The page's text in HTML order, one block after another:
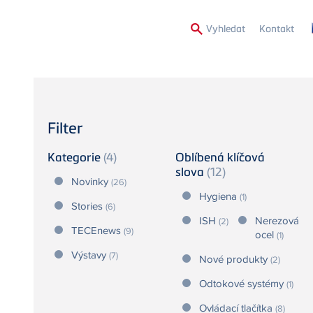
Vyhledat Kontakt
Filter
Kategorie (4)
Novinky (26)
Stories (6)
TECEnews (9)
Výstavy (7)
Oblíbená klíčová
slova (12)
Hygiena (1)
ISH (2)
Nerezová
ocel (1)
Nové produkty (2)
Odtokové systémy (1)
Ovládací tlačítka (8)